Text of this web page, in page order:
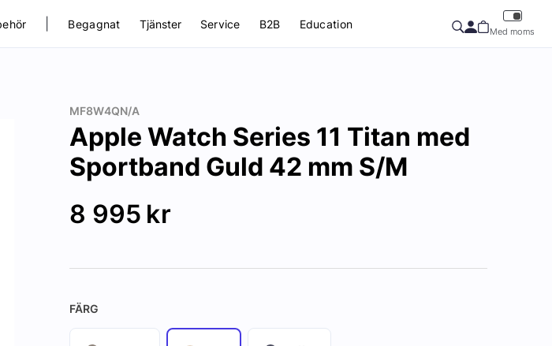
Begagnat Tjänster Service B2B Education
Med moms
MF8W4QN/A
Apple Watch Series 11 Titan med
Sportband Guld 42 mm S/M
8 995 kr
FÄRG